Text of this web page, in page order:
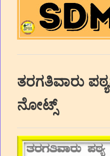
ತರಗತಿವಾರು
ನೋಟ್ಸ್